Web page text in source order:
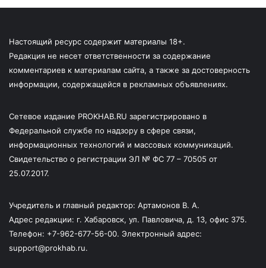
Настоящий ресурс содержит материалы 18+.
Редакция не несет ответственности за содержание
комментариев к материалам сайта, а также за достоверность
информации, содержащейся в рекламных объявлениях.
Сетевое издание PROKHAB.RU зарегистрировано в
Федеральной службе по надзору в сфере связи,
информационных технологий и массовых коммуникаций.
Свидетельство о регистрации ЭЛ № ФС 77 – 70505 от
25.07.2017.
Учредитель и главный редактор: Артамонов В. А.
Адрес редакции: г. Хабаровск, ул. Павловича, д. 13, офис 375.
Телефон: +7-962-677-56-00. Электронный адрес:
support@prokhab.ru.